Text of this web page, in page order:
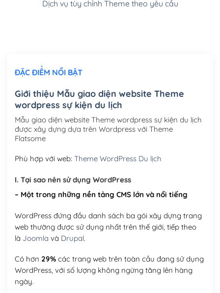
Cài đặt SMTP Mail cho site Wordpress(+100,000₫)
Mua thêm Host + Tên miền
Tên miền quốc tế .com .net .org (1 năm)
Tên miền Việt Nam .vn (1 năm)
Hosting 2GB SSD (1 năm)(+450,000₫)
Hosting 8GB SSD (1 năm) (+950,000₫)
Dịch vụ tùy chỉnh Theme theo yêu cầu
ĐẶC ĐIỂM NỔI BẬT
Giới thiệu Mẫu giao diện website Theme
wordpress sự kiện du lịch
Mẫu giao diện website Theme wordpress sự kiện du lịch
được xây dựng dựa trên Wordpress với Theme
Flatsome
Phù hợp với web: Theme WordPress Du lịch
I. Tại sao nên sử dụng WordPress
– Một trong những nền tảng CMS lớn và nổi tiếng
WordPress đứng đầu danh sách ba gói xây dựng trang
web thường được sử dụng nhất trên thế giới, tiếp theo
là Joomla và Drupal.
Có hơn 29%các trang web trên toàn cầu đang sử dụng
WordPress, với số lượng không ngừng tăng lên hàng
ngày.